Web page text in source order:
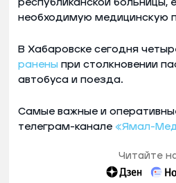
республиканской больницы,
необходимую медицинскую
В Хабаровске сегодня
ранены при столкновении
автобуса и поезда.
Самые важные и
телеграм-канале «Ямал-
Читайте